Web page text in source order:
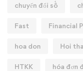
chuyển đổi số
Fast Financial
hoa don Hoi
HTKK hóa đơn